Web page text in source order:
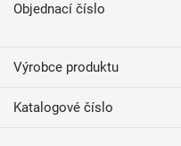
Objednací číslo
Výrobce produktu
Katalogové číslo